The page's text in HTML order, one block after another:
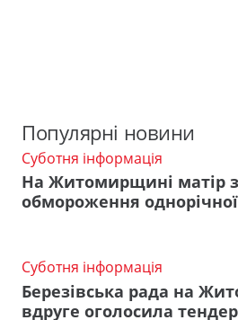
Популярні новини
Суботня інформація
На Житомирщині матір
обмороження
Суботня інформація
Березівська рада на
вдруге оголосила